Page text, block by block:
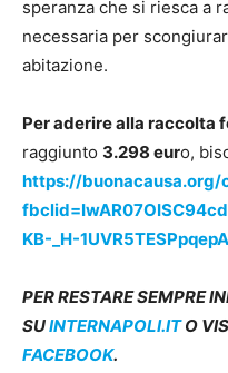
speranza che si riesca a
necessaria per
abitazione.
Per aderire alla raccolta
raggiunto 3.298 euro,
https://
KB-_H-
PER RESTARE SEMPRE
SUINTERNAPOLI.ITO
FACEBOOK.